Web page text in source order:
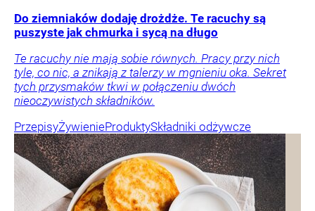
Do ziemniaków dodaję drożdże. Te racuchy są
puszyste jak chmurka i sycą na długo
Te racuchy nie mają sobie równych. Pracy przy nich
tyle, co nic, a znikają z talerzy w mgnieniu oka. Sekret
tych przysmaków tkwi w połączeniu dwóch
nieoczywistych składników.
PrzepisyŻywienieProduktySkładniki odżywcze